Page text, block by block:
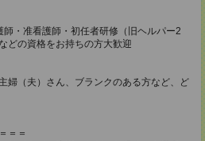
・准看護師・初任者研修（旧ヘルパー2
どの資格をお持ちの方大歓迎
婦（夫）さん、ブランクのある方など、ど
＝＝